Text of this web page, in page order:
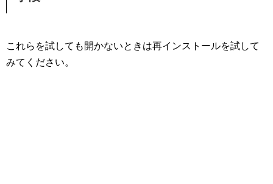
これらを試しても開かないときは再インストールを試して
みてください。